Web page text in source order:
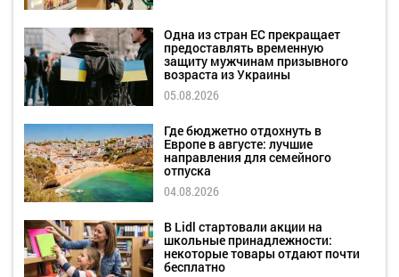
Одна из стран ЕС прекращает
предоставлять временную
защиту мужчинам призывного
возраста из Украины
05.08.2026
Где бюджетно отдохнуть в
Европе в августе: лучшие
направления для семейного
отпуска
04.08.2026
В Lidl стартовали акции на
школьные принадлежности:
некоторые товары отдают почти
бесплатно